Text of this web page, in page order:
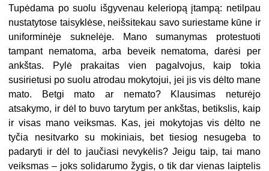
Tupėdama po suolu išgyvenau keleriopą įtampą: netilpau
nustatytose taisyklėse, neišsitekau savo suriestame kūne ir
uniforminėje suknelėje. Mano sumanymas protestuoti
tampant nematoma, arba beveik nematoma, darėsi per
ankštas. Pylė prakaitas vien pagalvojus, kaip tokia
susirietusi po suolu atrodau mokytojui, jei jis vis dėlto mane
mato. Betgi mato ar nemato? Klausimas neturėjo
atsakymo, ir dėl to buvo tarytum per ankštas, betikslis, kaip
ir visas mano veiksmas. Kas, jei mokytojas vis dėlto ne
tyčia nesitvarko su mokiniais, bet tiesiog nesugeba to
padaryti ir dėl to jaučiasi nevykėlis? Jeigu taip, tai mano
veiksmas – joks solidarumo žygis, o tik dar vienas laiptelis